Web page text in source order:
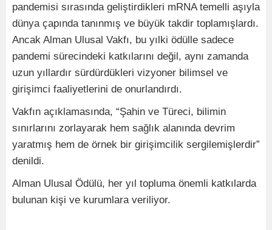
pandemisi sırasında geliştirdikleri mRNA temelli aşıyla
dünya çapında tanınmış ve büyük takdir toplamışlardı.
Ancak Alman Ulusal Vakfı, bu yılki ödülle sadece
pandemi sürecindeki katkılarını değil, aynı zamanda
uzun yıllardır sürdürdükleri vizyoner bilimsel ve
girişimci faaliyetlerini de onurlandırdı.
Vakfın açıklamasında, “Şahin ve Türeci, bilimin
sınırlarını zorlayarak hem sağlık alanında devrim
yaratmış hem de örnek bir girişimcilik sergilemişlerdir”
denildi.
Alman Ulusal Ödülü, her yıl topluma önemli katkılarda
bulunan kişi ve kurumlara veriliyor.